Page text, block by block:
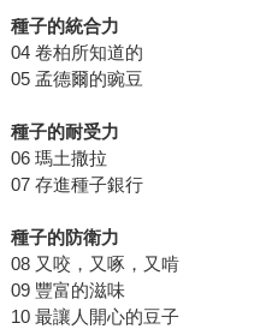
種子的統合力
04 卷柏所知道的
05 孟德爾的豌豆
種子的耐受力
06 瑪土撒拉
07 存進種子銀行
種子的防衛力
08 又咬，又啄，又啃
09 豐富的滋味
10 最讓人開心的豆子